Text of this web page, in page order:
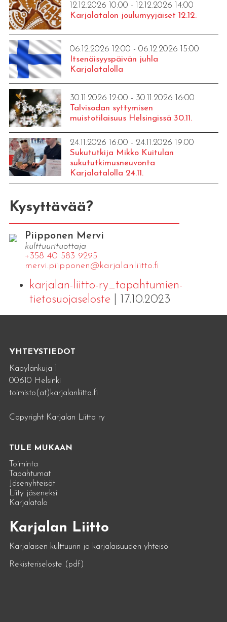
12.12.2026 10:00 - 12.12.2026 14:00
Karjalatalon joulumyyjäiset 12.12.
06.12.2026 12:00 - 06.12.2026 15:00
Itsenäisyyspäivän juhla
Karjalatalolla
30.11.2026 12:00 - 30.11.2026 16:00
Talvisodan syttymisen
muistotilaisuus Helsingissä 30.11.
24.11.2026 16:00 - 24.11.2026 19:00
Sukututkija Mikko Kuitulan
sukututkimusneuvonta
Karjalatalolla 24.11.
Kysyttävää?
Piipponen Mervi
kulttuurituottaja
+358 40 583 9295
mervi.​piipponen@​kar​jala​nlii​tto.​fi
karjalan-liitto-ry_tapahtumien-
tietosuojaseloste| 17.10.2023
YHTEYSTIEDOT
Käpylänkuja 1
00610 Helsinki
toimisto(at)karjalanliitto.fi
Copyright Karjalan Liitto ry
TULE MUKAAN
Toiminta
Tapahtumat
Jäsenyhteisöt
Liity jäseneksi
Karjalatalo
Karjalan Liitto
Karjalaisen kulttuurin ja karjalaisuuden yhteisö
Rekisteriseloste (pdf)